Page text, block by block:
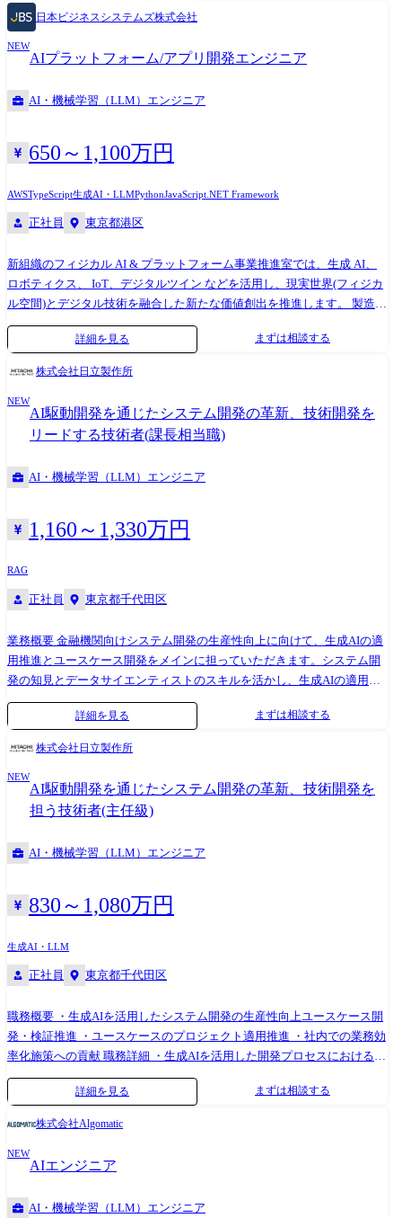
通基盤を築く「礎」、現場と共に進む「伴走者」として、(CI)セクター全
体を「AI Ready」な状態へとリードします。
発・テストの実施 ・モダナイズ案件(クラウド移行、アーキテクチャ刷新
等)およびAI(生成AIを含む)を活用した開発への参画 ・担当機能/コンポー
ネント単位での開発(設計・実装・テスト) ・開発チームの一員として、
進捗・品質向上に向けた取り組みへの参画 ・小規模チーム(2～3名程度)
の開発推進、または、サブリーダとしてチーム運営の補佐を担当 ・顧客
要件を踏まえた設計内容の検討および実装への反映 ・開発に関わる各種
ネス・サービス・製品など 銀行・ノンバンク向けのアプリケーション開
発に従事いただきます。 要件整理から設計・開発・テスト・リリースま
ダナイズ案件が増加しており、これらの開発案件に参画いただきます。
含む)を活用した開発プロセスの高度化にも取り組んでいます。 配属組織
名 AI&ソフトウェアサービスビジネスユニット(アプリケーションサービ
ス) アプリケーションサービス事業部 第一アプリケーション本部 配属
組織について(概要・ミッション) 銀行・ノンバンク分野の大規模システ
ム開発を担う組織です。 社会インフラを支えるミッションクリティカル
なシステムを対象に、安定した開発・運用を行ってきました。 近年は、
化・刷新に取り組んでいます。 金融機関の業務基盤を支え続けてきた実
績をもとに、より高付加価値なサービス提供をめざしています。
日本ビジネスシステムズ株式会社
NEW
AIプラットフォーム/アプリ開発エンジニア
AI・機械学習（LLM）エンジニア
650～1,100万円
AWSTypeScript生成AI・LLMPythonJavaScript .NET Framework
正社員 東京都港区
新組織のフィジカル AI & プラットフォーム事業推進室では、生成 AI、
ロボティクス、 IoT、デジタルツイン などを活用し、現実世界(フィジカ
ル空間)とデジタル技術を融合した新たな価値創出を推進します。 製造、
物流、建設、インフラ、保守運用 などの現場領域に対して、 AI エージ
ェント、映像解析、センサーデータ活用、ロボット連携 などを組み合わ
せたソリューション開発を行い、「社会課題である労働力不足の解消
動開発( AI-Driven Development )にも積極的に取り組み、企画・設計から
実装・テスト・運用までの開発プロセスを革新しながら、高品質かつ高
生産性なアプリケーション開発を推進しています。 単なる PoC に留まら
業化までを視野に入れ、社内外パートナーと共創していきます。 対象領
像解析、デジタルツイン、クラウドプラットフォーム、アプリケーショ
ン開発 など、多岐にわたります。 お客さまや現場部門と直接コミュニケ
クス、 IoT/センサー連携、映像解析、デジタルツイン、クラウドプラッ
リケーション開発および開発プロセスの改善 ・新技術の調査・検証およ
び PoC の推進 ・お客さま課題の解決に向けたソリューション企画・提案
・新規サービス・新規事業の企画および事業化推進 ●案件で使用する主
な技術 開発言語:C#、 .NET、 Python、 JavaScript / TypeScript、 React な
ど DB: SQL Database、 Cosmos DB など クラウド: Azure / AWS、 Azure
Kubernetes、 API 連携、データ基盤、 IoT 連携など 開発手法: AI 駆動開発
(AI-Driven Development)、アジャイル開発、 DevOpsなど ●プロジェクト
例 ・ IoT デジタルプラットフォーム開発 ・ フィジカル AI の PoC ・ AI
メンバーも、フィジカル AI や AI 駆動開発について、試行錯誤しながら
磨きながら、 AI、クラウド、データ、プラットフォームを横断できるフ
ルスタックエンジニアを目指し、共に新しい事業を創り上げていきまし
が指定した業務には顧客事業所内での業務を含む
詳細を見る まずは相談する
株式会社日立製作所
NEW
AI駆動開発を通じたシステム開発の革新、技術開発を
リードする技術者(課長相当職)
AI・機械学習（LLM）エンジニア
1,160～1,330万円
RAG
正社員 東京都千代田区
業務概要 金融機関向けシステム開発の生産性向上に向けて、生成AIの適
用推進とユースケース開発をメインに担っていただきます。システム開
発の知見とデータサイエンティストのスキルを活かし、生成AIの適用方
式を確立して金融システムの品質・生産性向上に貢献いただきます。 具
体的な役割 ・AI技術活用した実際のSI/開発現場への生産性向上支援や技
関連する取り組み ●生成AIを活用し、システム開発のトランスフォーメ
ーションを加速
https://www.hitachi.co.jp/New/cnews/month/2024/05/0521.html ●静岡銀
への生成AI適用の技術検証を開始
生成AIを活用したシステム開発における専門的な問題解決の推進 ・適用
ノウハウの体系化、社内展開 ・AI駆動開発における中長期戦略の企画、
部門のエキスパートと連携した問題解決に従事 ・アプリ開発分野、シス
系的に管理し、社内適用拡大施策を検討する ・組織内外のステークホル
ダーと連携し、AI駆動開発を通じた新たなビジネスモデルの検討やシス
テム開発プロセスの高度化に資する技術開発の企画、推進 配属組織名 デ
ジタルサービスビジネスユニット(金融システム) 金融BU戦略本部 金融
AX推進センタ 配属組織について(概要・ミッション) 金融AX推進センタ
ノロジーを活用した戦略的な企画・提案を推進しています。 特に、生成
AIを社外のお客さま向けだけでなく日立社内の業務にも活用し、業務効
開発やSI(システムインテグレーション)にAI技術を活用し、開発のあり方
詳細を見る まずは相談する
株式会社日立製作所
NEW
AI駆動開発を通じたシステム開発の革新、技術開発を
担う技術者(主任級)
AI・機械学習（LLM）エンジニア
830～1,080万円
生成AI・LLM
正社員 東京都千代田区
職務概要 ・生成AIを活用したシステム開発の生産性向上ユースケース開
発・検証推進 ・ユースケースのプロジェクト適用推進 ・社内での業務効
率化施策への貢献 職務詳細 ・生成AIを活用した開発プロセスにおける課
題を特定し、新たな解決手法を提案、検証を推進する ・実際のプロジェ
クトにおいて、プロジェクト担当者に対してAI技術の適用における技術
的アドバイスや問題解決などの伴走支援を実施 ・自部門の業務において
業務概要 金融機関向けシステム開発の生産性向上に向けて、生成AIの適
用推進とユースケース開発をメインに担っていただきます。システム開
発の知見とデータサイエンティストのスキルを活かし、生成AIの適用方
式を確立して金融システムの品質・生産性向上に貢献いただきます。 具
詳細を見る まずは相談する
株式会社Algomatic
NEW
AIエンジニア
AI・機械学習（LLM）エンジニア